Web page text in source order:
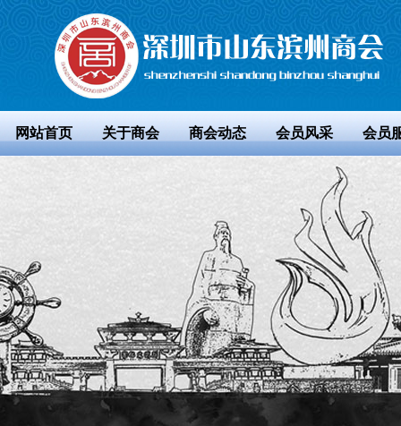
网站首页 关于商会 商会动态 会员风采 会员